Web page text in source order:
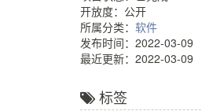
开放度：公开
所属分类： 软件
发布时间：2022-03-09
最近更新：2022-03-09
标签